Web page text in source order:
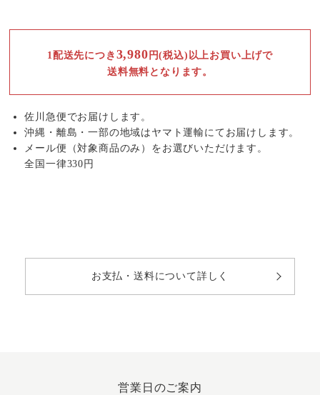
1配送先につき 3,980 円(税込)以上お買い上げで
送料無料となります。
佐川急便でお届けします。
沖縄・離島・一部の地域はヤマト運輸にてお届けします。
メール便（対象商品のみ）をお選びいただけます。
全国一律330円
お支払・送料について詳しく
営業日のご案内